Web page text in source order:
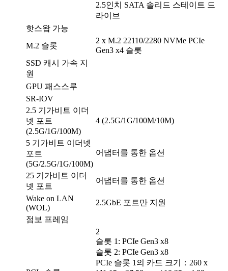
2.5인치 SATA 솔리드 스테이트 드
라이브
핫스왑 가능
M.2 슬롯
2 x M.2 22110/2280 NVMe PCIe
Gen3 x4 슬롯
SSD 캐시 가속 지
원
GPU 패스스루
SR-IOV
2.5 기가비트 이더
넷 포트
(2.5G/1G/100M)
4 (2.5G/1G/100M/10M)
5 기가비트 이더넷
포트
(5G/2.5G/1G/100M)
어댑터를 통한 옵션
25 기가비트 이더
넷 포트
어댑터를 통한 옵션
Wake on LAN
(WOL)
2.5GbE 포트만 지원
점보 프레임
2
슬롯 1: PCIe Gen3 x8
슬롯 2: PCIe Gen3 x8
PCIe 슬롯 1의 카드 크기：260 x